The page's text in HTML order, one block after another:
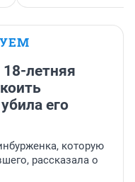
летняя
его
которую
рассказала о